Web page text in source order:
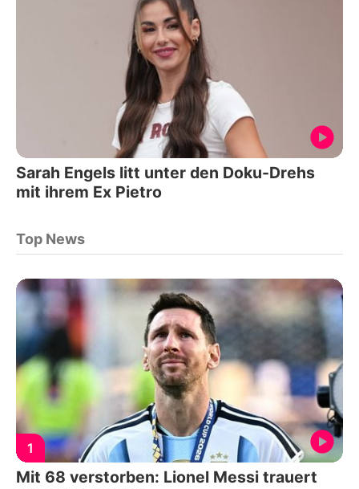
Sarah Engels litt unter den Doku-Drehs
mit ihrem Ex Pietro
Top News
1
Mit 68 verstorben: Lionel Messi trauert